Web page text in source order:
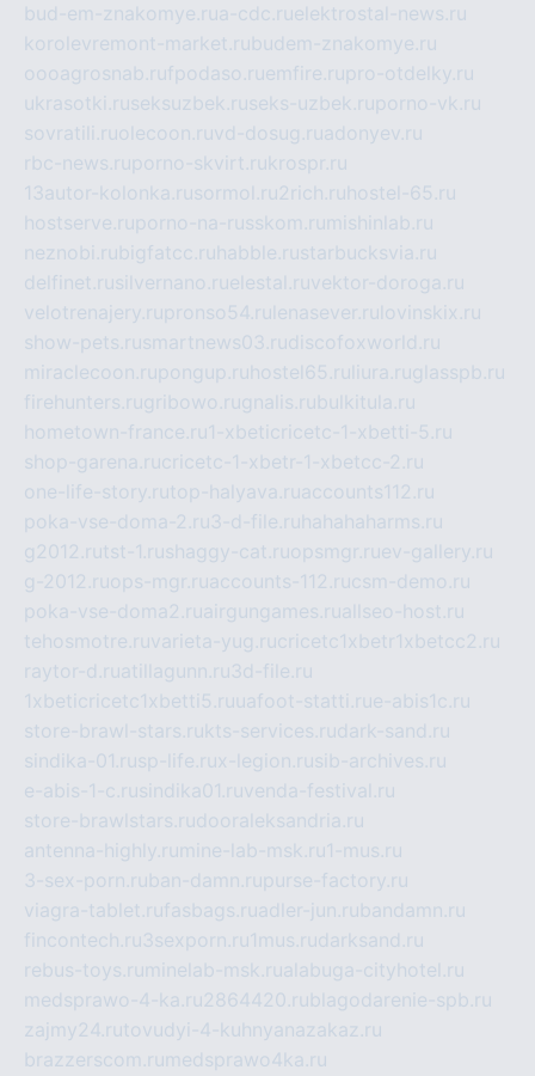
bud-em-znakomye.rua-cdc.ruelektrostal-news.ru
korolevremont-market.rubudem-znakomye.ru
oooagrosnab.rufpodaso.ruemfire.rupro-otdelky.ru
ukrasotki.ruseksuzbek.ruseks-uzbek.ruporno-vk.ru
sovratili.ruolecoon.ruvd-dosug.ruadonyev.ru
rbc-news.ruporno-skvirt.rukrospr.ru
13autor-kolonka.rusormol.ru2rich.ru hostel-65.ru
hostserve.ruporno-na-russkom.ru mishinlab.ru
neznobi.rubigfatcc.ru habble.rustarbucksvia.ru
delfinet.rusilvernano.ruelestal.ruvektor-doroga.ru
velotrenajery.rupronso54.ru lenasever.ru lovinskix.ru
show-pets.rusmartnews03.rudiscofoxworld.ru
miraclecoon.rupongup.ru hostel65.ru liura.ruglasspb.ru
firehunters.rugribowo.rugnalis.rubulkitula.ru
hometown-france.ru1-xbeticricetc-1-xbetti-5.ru
shop-garena.rucricetc-1-xbetr-1-xbetcc-2.ru
one-life-story.rutop-halyava.ruaccounts112.ru
poka-vse-doma-2.ru3-d-file.ru hahahaharms.ru
g2012.rutst-1.rushaggy-cat.ruopsmgr.ruev-gallery.ru
g-2012.ruops-mgr.ruaccounts-112.rucsm-demo.ru
poka-vse-doma2.ruairgungames.ruallseo-host.ru
tehosmotre.ruvarieta-yug.rucricetc1xbetr1xbetcc2.ru
raytor-d.ruatillagunn.ru3d-file.ru
1xbeticricetc1xbetti5.ruuafoot-statti.rue-abis1c.ru
store-brawl-stars.rukts-services.rudark-sand.ru
sindika-01.rusp-life.rux-legion.rusib-archives.ru
e-abis-1-c.rusindika01.ruvenda-festival.ru
store-brawlstars.rudooraleksandria.ru
antenna-highly.ru mine-lab-msk.ru1-mus.ru
3-sex-porn.ruban-damn.rupurse-factory.ru
viagra-tablet.rufasbags.ruadler-jun.rubandamn.ru
fincontech.ru3sexporn.ru1mus.rudarksand.ru
rebus-toys.ru minelab-msk.rualabuga-cityhotel.ru
medsprawo-4-ka.ru2864420.rublagodarenie-spb.ru
zajmy24.rutovudyi-4-kuhnyanazakaz.ru
brazzerscom.ru medsprawo4ka.ru